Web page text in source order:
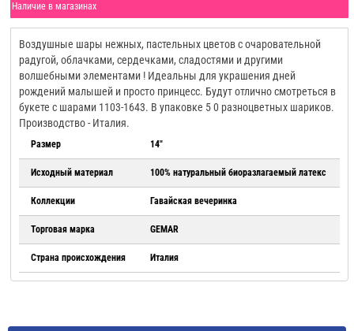
Наличие в магазинах
Воздушные шары нежных, пастельных цветов с очаровательной
радугой, облачками, сердечками, сладостями и другими
волшебными элементами ! Идеальны для украшения дней
рождений малышей и просто принцесс. Будут отлично смотреться в
букете с шарами 1103-1643. В упаковке 5 0 разноцветных шариков.
Производство - Италия.
Размер 14"
Исходный материал 100% натуральный биоразлагаемый латекс
Коллекции Гавайская вечеринка
Торговая марка GEMAR
Страна происхождения Италия